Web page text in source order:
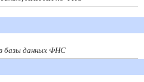
базы данных ФНС